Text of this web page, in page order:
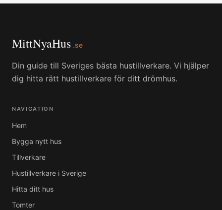
MittNyaHus .se
Din guide till Sveriges bästa hustillverkare. Vi hjälper
dig hitta rätt hustillverkare för ditt drömhus.
NAVIGATION
Hem
Bygga nytt hus
Tillverkare
Hustillverkare i Sverige
Hitta ditt hus
Tomter